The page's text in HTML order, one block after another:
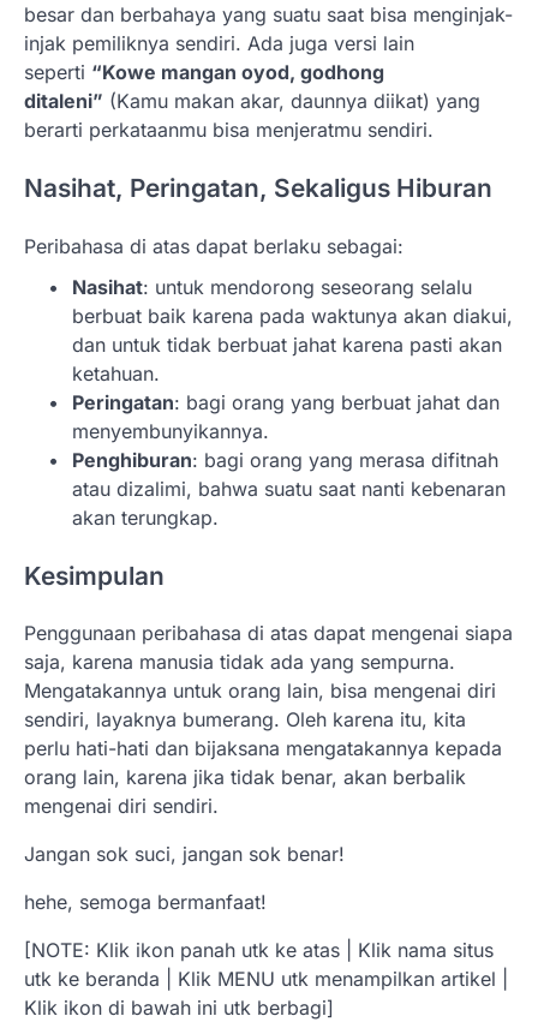
besar dan berbahaya yang suatu saat bisa menginjak-
injak pemiliknya sendiri. Ada juga versi lain
seperti “Kowe mangan oyod, godhong
ditaleni” (Kamu makan akar, daunnya diikat) yang
berarti perkataanmu bisa menjeratmu sendiri.
Nasihat, Peringatan, Sekaligus Hiburan
Peribahasa di atas dapat berlaku sebagai:
Nasihat: untuk mendorong seseorang selalu
berbuat baik karena pada waktunya akan diakui,
dan untuk tidak berbuat jahat karena pasti akan
ketahuan.
Peringatan: bagi orang yang berbuat jahat dan
menyembunyikannya.
Penghiburan: bagi orang yang merasa difitnah
atau dizalimi, bahwa suatu saat nanti kebenaran
akan terungkap.
Kesimpulan
Penggunaan peribahasa di atas dapat mengenai siapa
saja, karena manusia tidak ada yang sempurna.
Mengatakannya untuk orang lain, bisa mengenai diri
sendiri, layaknya bumerang. Oleh karena itu, kita
perlu hati-hati dan bijaksana mengatakannya kepada
orang lain, karena jika tidak benar, akan berbalik
mengenai diri sendiri.
Jangan sok suci, jangan sok benar!
hehe, semoga bermanfaat!
[NOTE: Klik ikon panah utk ke atas | Klik nama situs
utk ke beranda | Klik MENU utk menampilkan artikel |
Klik ikon di bawah ini utk berbagi]